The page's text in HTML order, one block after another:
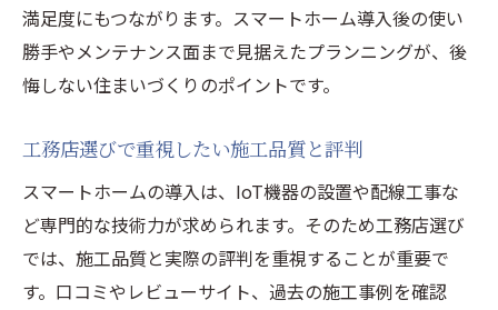
満足度にもつながります。スマートホーム導入後の使い
勝手やメンテナンス面まで見据えたプランニングが、後
悔しない住まいづくりのポイントです。
工務店選びで重視したい施工品質と評判
スマートホームの導入は、IoT機器の設置や配線工事な
ど専門的な技術力が求められます。そのため工務店選び
では、施工品質と実際の評判を重視することが重要で
す。口コミやレビューサイト、過去の施工事例を確認